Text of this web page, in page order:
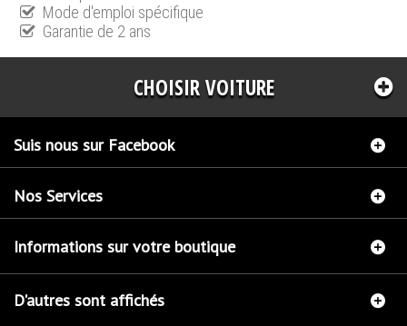
Mode d'emploi spécifique
Garantie de 2 ans
CHOISIR VOITURE
Suis nous sur Facebook
Nos Services
Informations sur votre boutique
D'autres sont affichés